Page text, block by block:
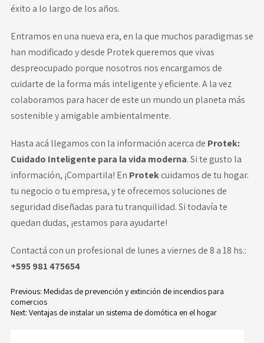
éxito a lo largo de los años.
Entramos en una nueva era, en la que muchos paradigmas se
han modificado y desde Protek queremos que vivas
despreocupado porque nosotros nos encargamos de
cuidarte de la forma más inteligente y eficiente. A la vez
colaboramos para hacer de este un mundo un planeta más
sostenible y amigable ambientalmente.
Hasta acá llegamos con la información acerca de Protek:
Cuidado Inteligente para la vida moderna. Si te gusto la
información, ¡Compartila! En Protekcuidamos de tu hogar.
tu negocio o tu empresa, y te ofrecemos soluciones de
seguridad diseñadas para tu tranquilidad. Si todavía te
quedan dudas, ¡estamos para ayudarte!
Contactá con un profesional de lunes a viernes de 8 a 18 hs.:
+595 981 475654
Navegación
Previous: Medidas de prevención y extinción de incendios para
comercios
Next: Ventajas de instalar un sistema de domótica en el hogar